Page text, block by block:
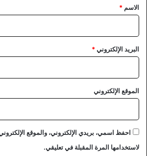
*
الاسم *
البريد الإلكتروني*
الموقع الإلكتروني
احفظ اسمي، بريدي الإلكتروني، والموقع
لاستخدامها المرة المقبلة في تعليقي.